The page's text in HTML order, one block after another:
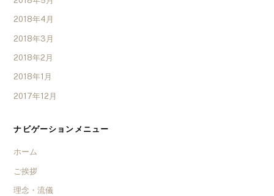
2018年4月
2018年3月
2018年2月
2018年1月
2017年12月
ナビゲーションメニュー
ホーム
ご挨拶
理念・流儀